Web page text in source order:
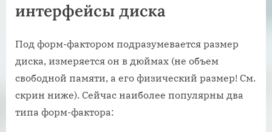
интерфейсы диска
Под форм-фактором подразумевается размер
диска, измеряется он в дюймах (не объем
свободной памяти, а его физический размер! См.
скрин ниже). Сейчас наиболее популярны два
типа форм-фактора: